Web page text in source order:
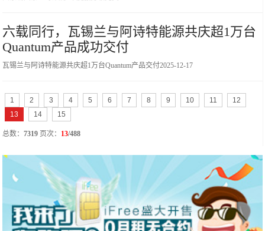
六载同行，瓦锡兰与阿诗特能源共庆超1万台
Quantum产品成功交付
瓦锡兰与阿诗特能源共庆超1万台Quantum产品交付2025-12-17
1 2 3 4 5 6 7 8 9 10 11
12
13
14 15
总数：7319 页次： 13/488